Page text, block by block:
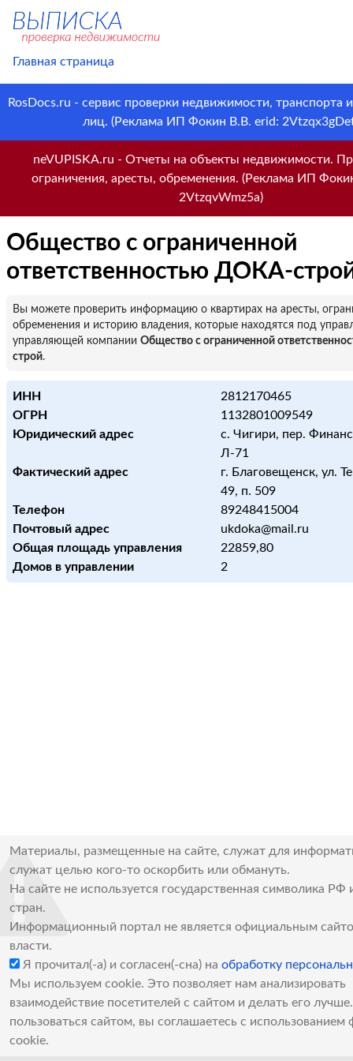
Главная страница
RosDocs.ru - сервис проверки недвижимости, транспорта
лиц. (Реклама ИП Фокин В.В. erid:
neVUPISKA.ru - Отчеты на объекты недвижимости.
ограничения, аресты, обременения. (Реклама ИП
2VtzqvWmz5a)
Общество с ограниченной
ответственностью ДОКА-
Вы можете проверить информацию о квартирах на аресты,
обременения и историю владения, которые находятся под
управляющей компании Общество с ограниченной
строй.
ИНН
2812170465
ОГРН
1132801009549
Юридический адрес
с. Чигири, пер.
Л-71
Фактический адрес
г. Благовещенск, ул.
49, п. 509
Телефон
89248415004
Почтовый адрес
ukdoka@mail.ru
Общая площадь управления
22859,80
Домов в управлении
2
Материалы, размещенные на сайте, служат для
служат целью кого-то оскорбить или обмануть.
На сайте не используется государственная символика РФ
стран.
Информационный портал не является официальным
власти.
Я прочитал(-а) и согласен(-сна) на обработку
Мы используем cookie. Это позволяет нам анализировать
взаимодействие посетителей с сайтом и делать его
пользоваться сайтом, вы соглашаетесь с использованием
cookie.